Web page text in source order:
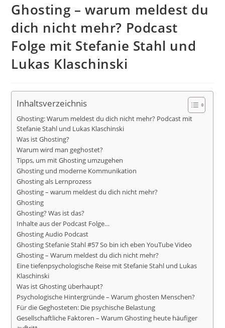
Ghosting – warum meldest du
dich nicht mehr? Podcast
Folge mit Stefanie Stahl und
Lukas Klaschinski
Inhaltsverzeichnis
Ghosting: Warum meldest du dich nicht mehr? Podcast mit
Stefanie Stahl und Lukas Klaschinski
Was ist Ghosting?
Warum wird man geghostet?
Tipps, um mit Ghosting umzugehen
Ghosting und moderne Kommunikation
Ghosting als Lernprozess
Ghosting – warum meldest du dich nicht mehr?
Ghosting
Ghosting? Was ist das?
Inhalte aus der Podcast Folge…
Ghosting Audio Podcast
Ghosting Stefanie Stahl #57 So bin ich eben YouTube Video
Ghosting – Warum meldest du dich nicht mehr?
Eine tiefenpsychologische Reise mit Stefanie Stahl und Lukas
Klaschinski
Was ist Ghosting überhaupt?
Psychologische Hintergründe – Warum ghosten Menschen?
Für die Geghosteten: Die psychische Belastung
Gesellschaftliche Faktoren – Warum Ghosting heute häufiger